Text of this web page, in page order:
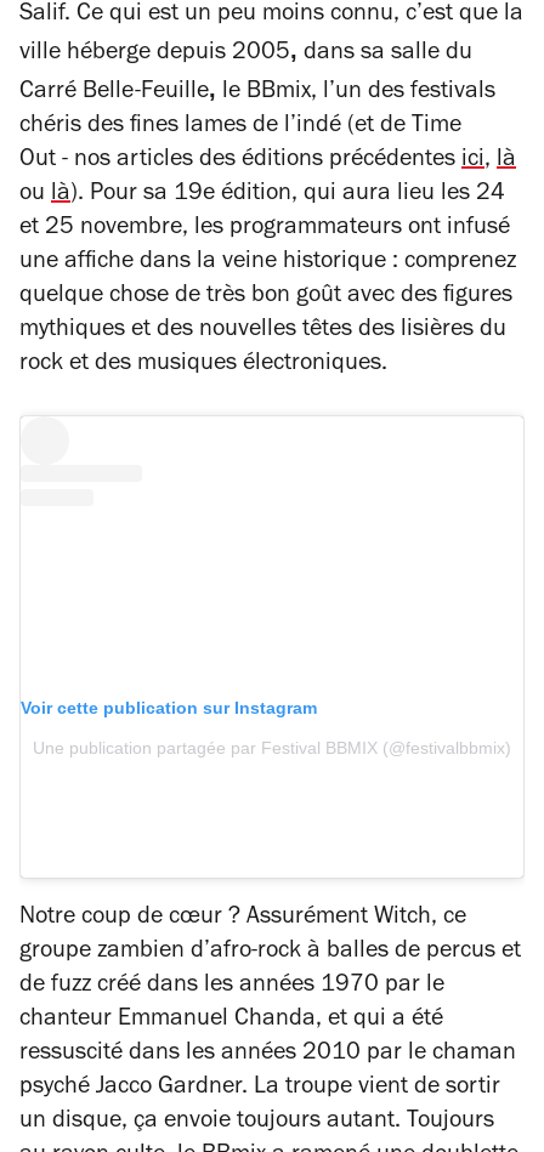
Salif. Ce qui est un peu moins connu, c’est que la
ville héberge depuis 2005, dans sa salle du
Carré Belle-Feuille, le BBmix, l’un des festivals
chéris des fines lames de l’indé (et de Time
Out - nos articles des éditions précédentes ici, là
ou là). Pour sa 19e édition, qui aura lieu les 24
et 25 novembre, les programmateurs ont infusé
une affiche dans la veine historique : comprenez
quelque chose de très bon goût avec des figures
mythiques et des nouvelles têtes des lisières du
rock et des musiques électroniques.
Voir cette publication sur Instagram
Une publication partagée par Festival BBMIX (@festivalbbmix)
Notre coup de cœur ? Assurément Witch, ce
groupe zambien d’afro-rock à balles de percus et
de fuzz créé dans les années 1970 par le
chanteur Emmanuel Chanda, et qui a été
ressuscité dans les années 2010 par le chaman
psyché Jacco Gardner. La troupe vient de sortir
un disque, ça envoie toujours autant. Toujours